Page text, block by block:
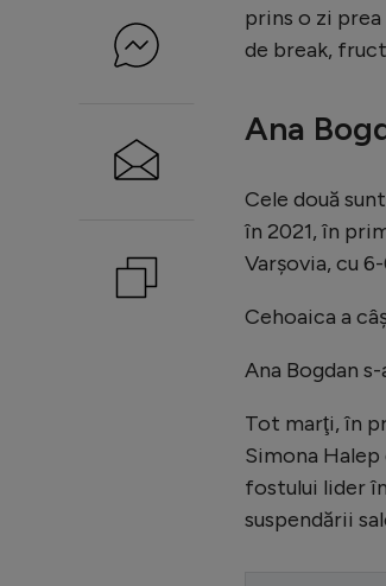
prins o zi
de break,
Ana
Cele două
în 2021, în
Varşovia, cu
Cehoaica a
Ana Bogdan
Tot marţi, în
Simona
fostului lider
suspendării